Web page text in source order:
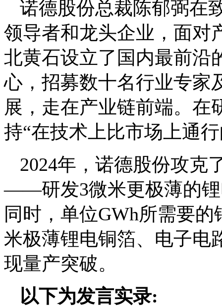
诺德股份总裁陈郁弼在
领导者和龙头企业，面对
北黄石设立了国内最前沿
心，招募数十名行业专家
展，走在产业链前端。在
持“在技术上比市场上通
2024年，诺德股份攻克
——研发3微米更极薄的锂
同时，单位GWh所需要
米极薄锂电铜箔、电子电
现量产突破。
以下为发言实录: